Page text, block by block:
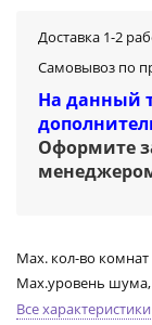
Доставка 1-2
Самовывоз по
На данный
Оформите
Max. кол-во комнат
Max.уровень
Все характеристики